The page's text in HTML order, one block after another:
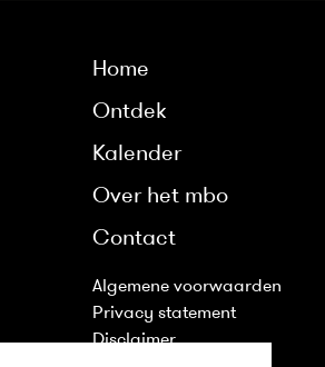
Home
Ontdek
Kalender
Over het mbo
Contact
Algemene voorwaarden
Privacy statement
Disclaimer